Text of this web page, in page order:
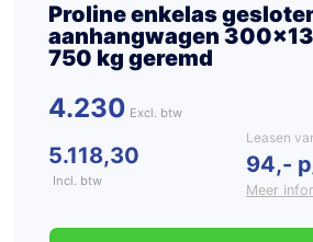
Proline enkelas
aanhangwagen
750 kg geremd
4.230
5.118,30
Incl. btw
Leasen
94,-
Meer